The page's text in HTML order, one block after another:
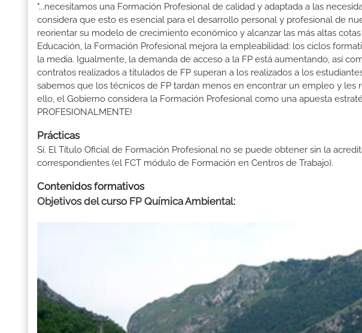
"...necesitamos una Formación Profesional de calidad y adaptada a las
considera que esto es esencial para el desarrollo personal y profesional de
reorientar su modelo de crecimiento económico y alcanzar las más altas
Educación, la Formación Profesional mejora la empleabilidad: los ciclos
la media. Igualmente, la demanda de acceso a la FP está aumentando, así
contratos realizados a titulados de FP superan a los realizados a los
sabemos que los técnicos de FP tardan menos en encontrar un empleo y les
ello, el Gobierno considera la Formación Profesional como una apuesta
PROFESIONALMENTE!
Prácticas
Sí. El Título Oficial de Formación Profesional no se puede obtener sin la
correspondientes (el FCT módulo de Formación en Centros de Trabajo).
Contenidos formativos
Objetivos del curso FP Química Ambiental: